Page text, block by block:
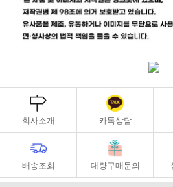
회사소개 카톡상담
배송조회 대량구매문의